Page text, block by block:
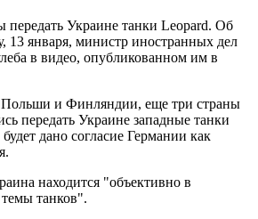
передать Украине танки Leopard. Об
13 января, министр иностранных дел
в видео, опубликованном им в
Польши и Финляндии, еще три страны
передать Украине западные танки
дано согласие Германии как
находится "объективно в
танков".